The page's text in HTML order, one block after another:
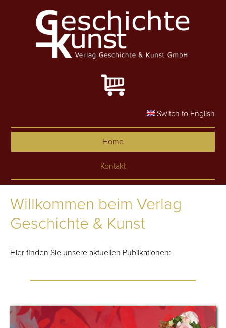
Switch to English
Home
Kontakt
Willkommen beim Verlag
Geschichte & Kunst
Hier finden Sie unsere aktuellen Publikationen: